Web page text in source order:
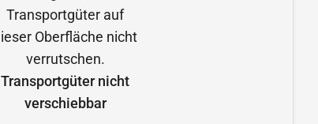
Transportgüter nicht
verschiebbar